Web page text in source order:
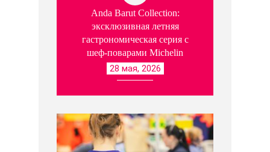
Anda Barut Collection:
эксклюзивная летняя
гастрономическая серия с
шеф-поварами Michelin
28 мая, 2026